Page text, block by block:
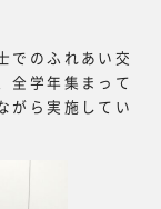
でのふれあい交
全学年集まって
がら実施してい